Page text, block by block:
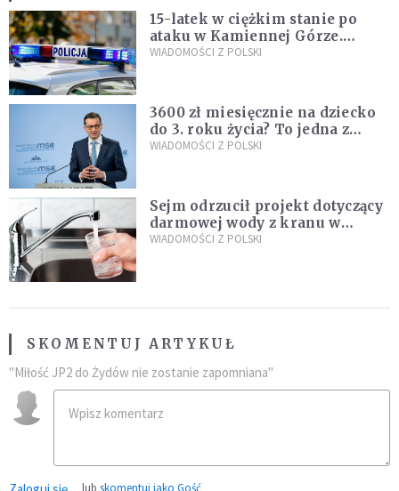
15-latek w ciężkim stanie po
ataku w Kamiennej Górze.
Policja zatrzymała dwóch
WIADOMOŚCI Z POLSKI
3600 zł miesięcznie na dziecko
do 3. roku życia? To jedna z
propozycji programu "Rozwój
WIADOMOŚCI Z POLSKI
Sejm odrzucił projekt dotyczący
darmowej wody z kranu w
restauracjach
WIADOMOŚCI Z POLSKI
SKOMENTUJ ARTYKUŁ
"Miłość JP2 do Żydów nie zostanie zapomniana"
lub skomentuj jako Gość